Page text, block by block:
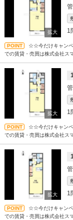
1
☆☆今だけキャン
での賃貸・売買は株式会社ス
(^^)/☆
1
☆☆今だけキャン
での賃貸・売買は株式会社ス
(^^)/☆
1
☆☆今だけキャン
での賃貸・売買は株式会社ス